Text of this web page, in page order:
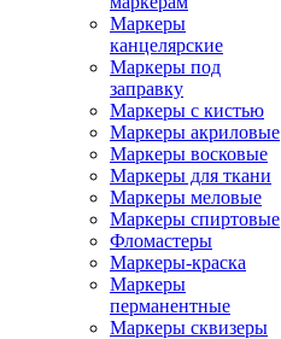
Маркеры
канцелярские
Маркеры под
заправку
Маркеры с кистью
Маркеры акриловые
Маркеры восковые
Маркеры для ткани
Маркеры меловые
Маркеры спиртовые
Фломастеры
Маркеры-краска
Маркеры
перманентные
Маркеры сквизеры